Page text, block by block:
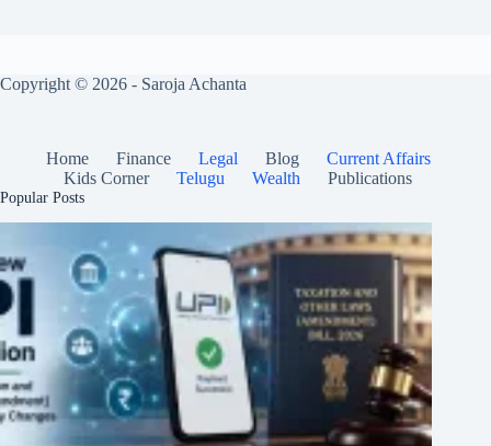
Copyright © 2026 - Saroja Achanta
Home Finance Legal Blog
Current Affairs
Kids Corner
Telugu Wealth Publications
Popular Posts